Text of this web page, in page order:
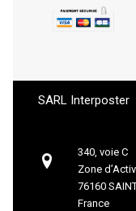
SARL Interposter
340, voie C
Zone
76160
France